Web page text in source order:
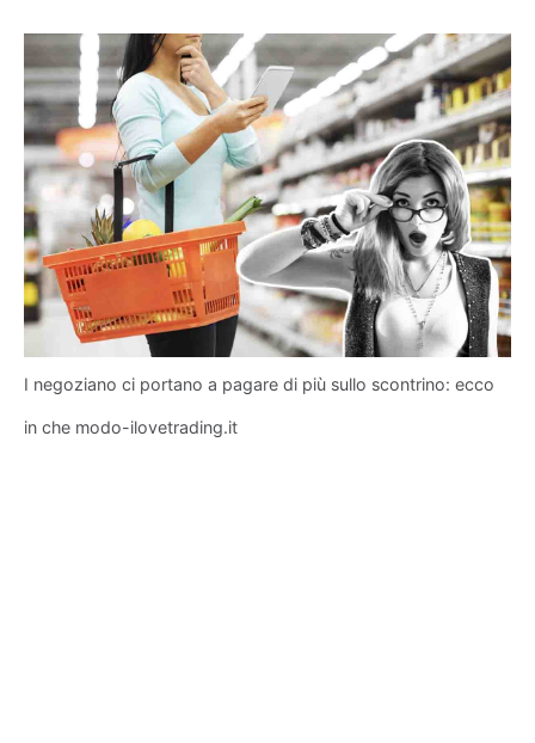
I negoziano ci portano a pagare di più sullo scontrino: ecco
in che modo-ilovetrading.it